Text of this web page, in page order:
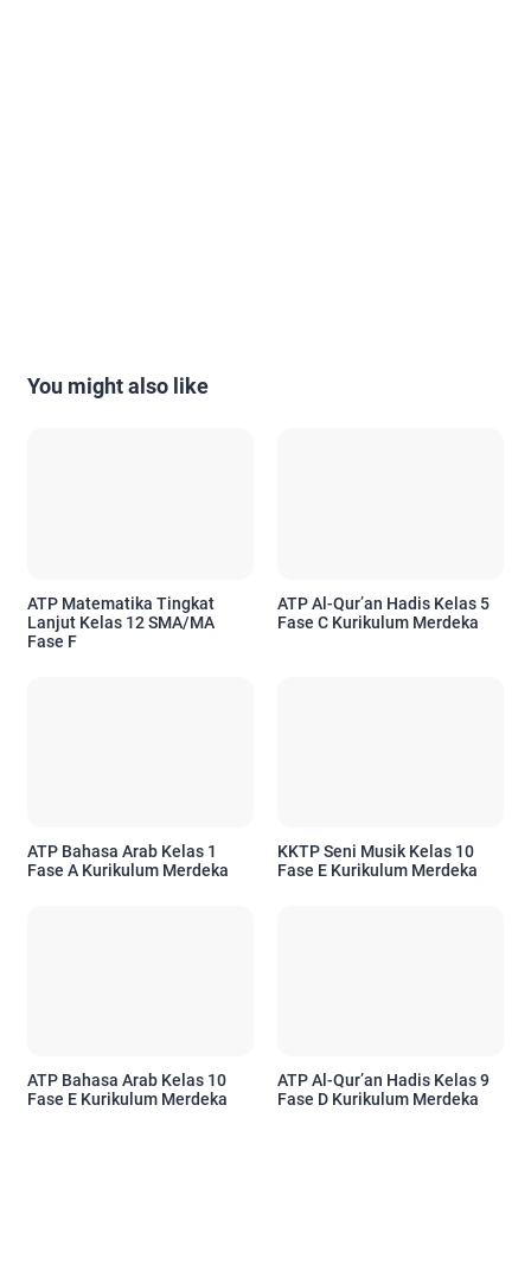
You might also like
ATP Matematika Tingkat
Lanjut Kelas 12 SMA/MA
Fase F
ATP Al-Qur’an Hadis Kelas 5
Fase C Kurikulum Merdeka
ATP Bahasa Arab Kelas 1
Fase A Kurikulum Merdeka
KKTP Seni Musik Kelas 10
Fase E Kurikulum Merdeka
ATP Bahasa Arab Kelas 10
Fase E Kurikulum Merdeka
ATP Al-Qur’an Hadis Kelas 9
Fase D Kurikulum Merdeka